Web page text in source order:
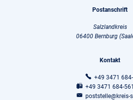
Postanschrift
Salzlandkreis
06400 Bernburg
Kontakt
+49 3471
+49 3471 684-
poststelle@kreis-